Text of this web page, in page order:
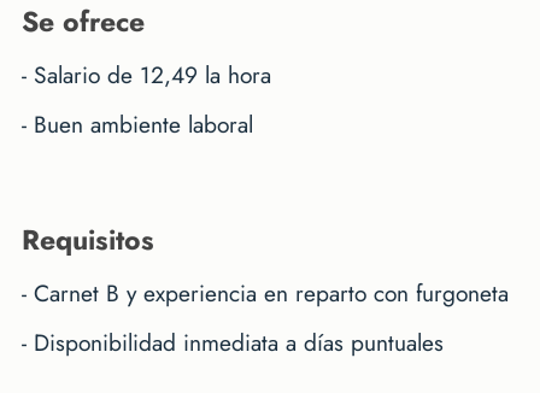
se ofrece
- Salario de 12,49 la hora
- Buen ambiente laboral
requisitos
- Carnet B y experiencia en reparto con furgoneta
- Disponibilidad inmediata a días puntuales